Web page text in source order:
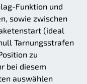
Funktion und
sowie zwischen
(ideal
Tarnungsstrafen
zu
bei diesem
auswählen